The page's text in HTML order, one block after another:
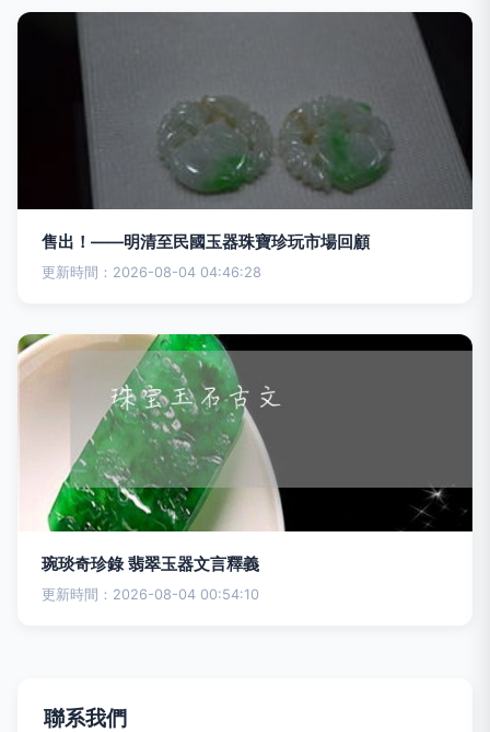
售出！——明清至民國玉器珠寶珍玩市場回顧
更新時間：2026-08-04 04:46:28
琬琰奇珍錄 翡翠玉器文言釋義
更新時間：2026-08-04 00:54:10
聯系我們